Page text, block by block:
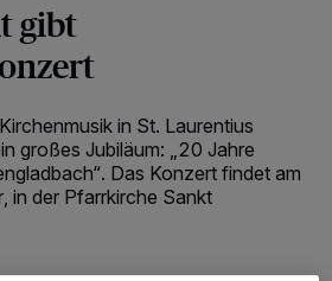
gibt
in St. Laurentius
großes Jubiläum: „20 Jahre
Das Konzert findet am
in der Pfarrkirche Sankt
speichern und greifen auf
wie Browserdaten oder eindeutige
die unter „Wir und unsere Partner
Dienste bereitzustellen“ aufgeführten
sind, sind manche Inhalte und
nicht mehr so relevant für Sie. Sie können
aufrufen, um Ihre Einstellungen zu
zu widerrufen, indem Sie auf den Link
am unteren Rand der Webseite klicken.